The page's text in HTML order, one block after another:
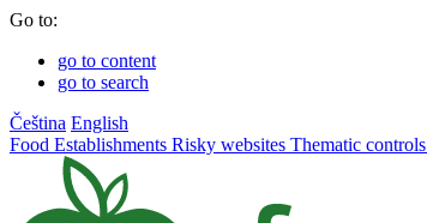
Go to:
go to content
go to search
Čeština English
Food Establishments Risky websites Thematic controls